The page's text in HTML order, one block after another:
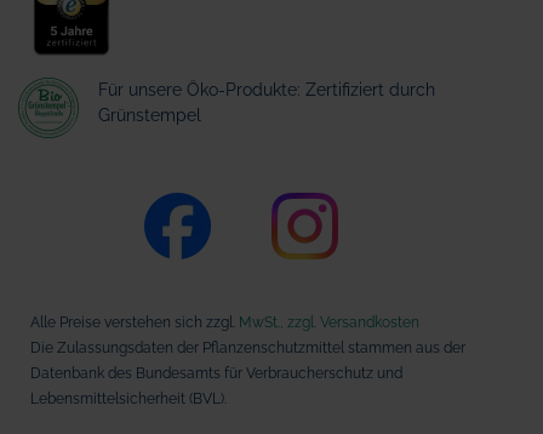
Für unsere Öko-Produkte: Zertifiziert durch
Grünstempel
Alle Preise verstehen sich zzgl. MwSt., zzgl. Versandkosten
Die Zulassungsdaten der Pflanzenschutzmittel stammen aus der
Datenbank des Bundesamts für Verbraucherschutz und
Lebensmittelsicherheit (BVL).